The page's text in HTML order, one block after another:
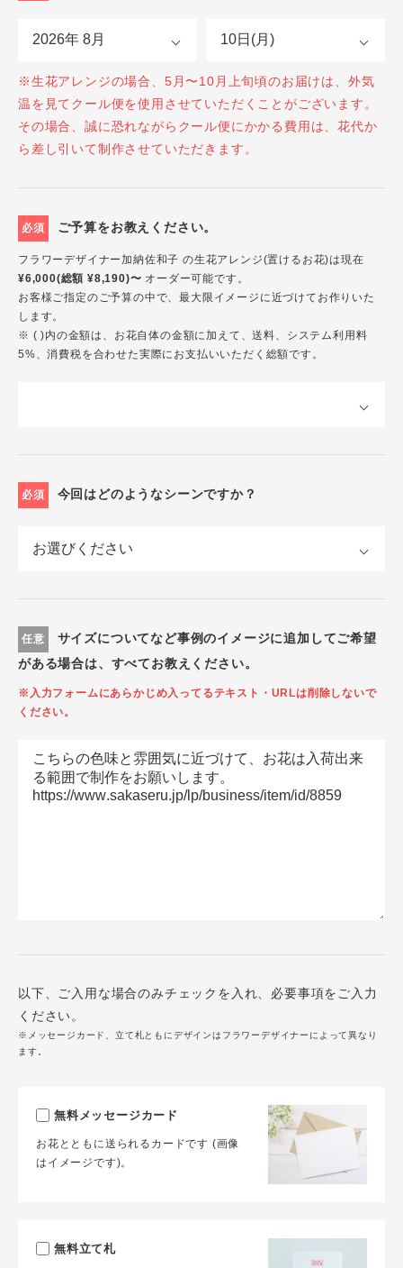
※生花アレンジの場合、5月〜10月上旬頃のお届けは、外気
温を見てクール便を使用させていただくことがございます。
その場合、誠に恐れながらクール便にかかる費用は、花代か
ら差し引いて制作させていただきます。
必須 ご予算をお教えください。
フラワーデザイナー加納佐和子 の生花アレンジ(置けるお花)は現在
¥6,000(総額 ¥8,190)〜 オーダー可能です。
お客様ご指定のご予算の中で、最大限イメージに近づけてお作りいた
します。
※ ( )内の金額は、お花自体の金額に加えて、送料、システム利用料
5%、消費税を合わせた実際にお支払いいただく総額です。
必須 今回はどのようなシーンですか？
任意
サイズについてなど事例のイメージに追加してご希望
がある場合は、すべてお教えください。
※入力フォームにあらかじめ入ってるテキスト・URLは削除しないで
ください。
以下、ご入用な場合のみチェックを入れ、必要事項をご入力
ください。
※メッセージカード、立て札ともにデザインはフラワーデザイナーによって異なり
ます。
無料メッセージカード
お花とともに送られるカードです (画像
はイメージです)。
無料立て札